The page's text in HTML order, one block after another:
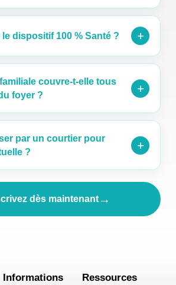
le dispositif 100 % Santé ? +
couvre-t-elle tous
foyer ?
+
par un courtier pour
?
+
dès maintenant→
Informations Ressources